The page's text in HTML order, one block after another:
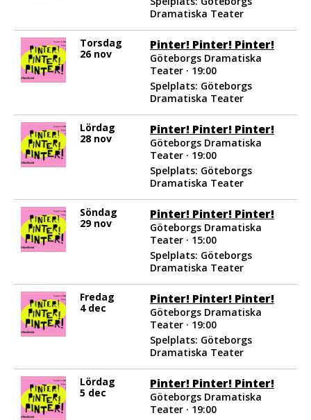
Dramatiska Teater
Torsdag
26 nov
Pinter! Pinter! Pinter!
Göteborgs Dramatiska
Teater · 19:00
Spelplats: Göteborgs
Dramatiska Teater
Lördag
28 nov
Pinter! Pinter! Pinter!
Göteborgs Dramatiska
Teater · 19:00
Spelplats: Göteborgs
Dramatiska Teater
Söndag
29 nov
Pinter! Pinter! Pinter!
Göteborgs Dramatiska
Teater · 15:00
Spelplats: Göteborgs
Dramatiska Teater
Fredag
4 dec
Pinter! Pinter! Pinter!
Göteborgs Dramatiska
Teater · 19:00
Spelplats: Göteborgs
Dramatiska Teater
Lördag
5 dec
Pinter! Pinter! Pinter!
Göteborgs Dramatiska
Teater · 19:00